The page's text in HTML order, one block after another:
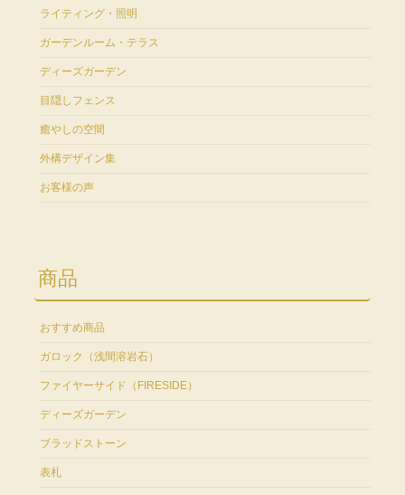
ライティング・照明
ガーデンルーム・テラス
ディーズガーデン
目隠しフェンス
癒やしの空間
外構デザイン集
お客様の声
商品
おすすめ商品
ガロック（浅間溶岩石）
ファイヤーサイド（FIRESIDE）
ディーズガーデン
ブラッドストーン
表札